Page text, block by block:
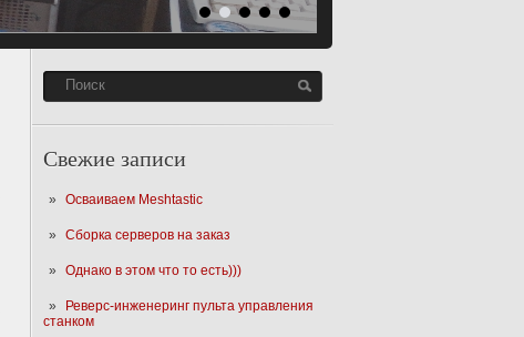
Свежие записи
Осваиваем Meshtastic
Сборка серверов на заказ
Однако в этом что то есть)))
Реверс-инженеринг пульта управления
станком